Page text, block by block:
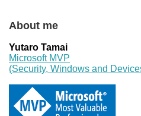
About me
Yutaro Tamai
Microsoft MVP
(Security, Windows and